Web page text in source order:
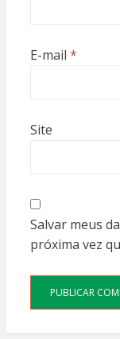
E-mail *
Site
Salvar meus
próxima vez